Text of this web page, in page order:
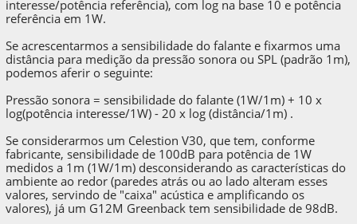
interesse/potência referência), com log na base 10 e potência
referência em 1W.
Se acrescentarmos a sensibilidade do falante e fixarmos uma
distância para medição da pressão sonora ou SPL (padrão 1m),
podemos aferir o seguinte:
Pressão sonora = sensibilidade do falante (1W/1m) + 10 x
log(potência interesse/1W) - 20 x log (distância/1m) .
Se considerarmos um Celestion V30, que tem, conforme
fabricante, sensibilidade de 100dB para potência de 1W
medidos a 1m (1W/1m) desconsiderando as características do
ambiente ao redor (paredes atrás ou ao lado alteram esses
valores, servindo de "caixa" acústica e amplificando os
valores), já um G12M Greenback tem sensibilidade de 98dB.